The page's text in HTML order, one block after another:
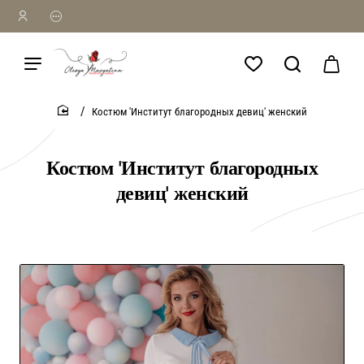
Костюм 'Институт благородных
девиц' женский
Костюм 'Институт благородных девиц' женский